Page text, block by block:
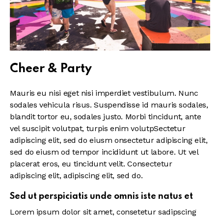
Cheer & Party
Mauris eu nisi eget nisi imperdiet vestibulum. Nunc
sodales vehicula risus. Suspendisse id mauris sodales,
blandit tortor eu, sodales justo. Morbi tincidunt, ante
vel suscipit volutpat, turpis enim volutpSectetur
adipiscing elit, sed do eiusm onsectetur adipiscing elit,
sed do eiusm od tempor incididunt ut labore. Ut vel
placerat eros, eu tincidunt velit. Consectetur
adipiscing elit, adipiscing elit, sed do.
Sed ut perspiciatis unde omnis iste natus et
Lorem ipsum dolor sit amet, consetetur sadipscing